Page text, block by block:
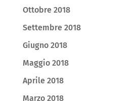
Ottobre 2018
Settembre 2018
Giugno 2018
Maggio 2018
Aprile 2018
Marzo 2018